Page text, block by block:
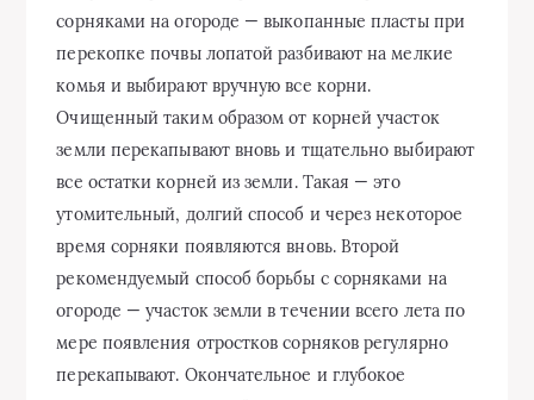
сорняками на огороде — выкопанные пласты при
перекопке почвы лопатой разбивают на мелкие
комья и выбирают вручную все корни.
Очищенный таким образом от корней участок
земли перекапывают вновь и тщательно выбирают
все остатки корней из земли. Такая — это
утомительный, долгий способ и через некоторое
время сорняки появляются вновь. Второй
рекомендуемый способ борьбы с сорняками на
огороде — участок земли в течении всего лета по
мере появления отростков сорняков регулярно
перекапывают. Окончательное и глубокое